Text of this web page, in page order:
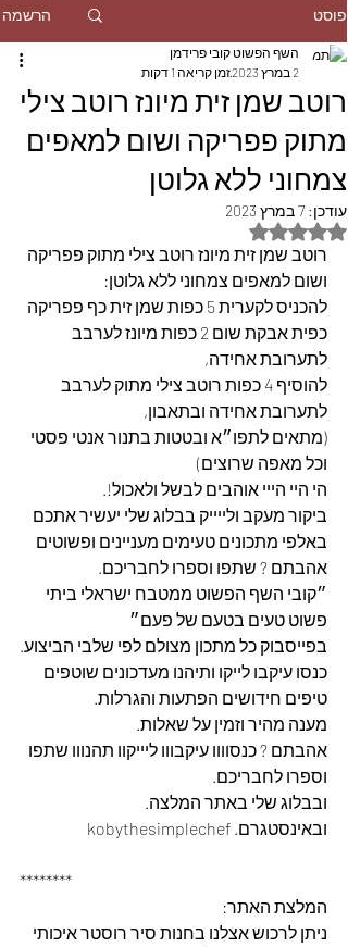
פוסט הרשמה
רוטב שמן זית מיונז רוטב צילי
מתוק פפריקה ושום למאפים
צמחוני ללא גלוטן
השף הפשוט קובי פרידמן
2 במרץ 2023
זמן קריאה 1 דקות
עודכן: 7 במרץ 2023
דירוג של NaN מתוך 5 כוכבים
רוטב שמן זית מיונז רוטב צילי מתוק פפריקה
ושום למאפים צמחוני ללא גלוטן:
להכניס לקערית 5 כפות שמן זית כף פפריקה
כפית אבקת שום 2 כפות מיונז לערבב
לתערובת אחידה,
להוסיף 4 כפות רוטב צילי מתוק לערבב
לתערובת אחידה ובתאבון,
(מתאים לתפו״א ובטטות בתנור אנטי פסטי
וכל מאפה שרוצים)
הי היי הייי אוהבים לבשל ולאכול!.
ביקור מעקב ולייייק בבלוג שלי יעשיר אתכם
באלפי מתכונים טעימים מעניינים ופשוטים
אהבתם ? שתפו וספרו לחבריכם.
״קובי השף הפשוט ממטבח ישראלי ביתי
פשוט טעים בטעם של פעם״
בפייסבוק כל מתכון מצולם לפי שלבי הביצוע.
כנסו עיקבו לייקו ותיהנו מעדכונים שוטפים
טיפים חידושים הפתעות והגרלות.
מענה מהיר וזמין על שאלות.
אהבתם ? כנסוווו עיקבווו ליייקוו תהנווו שתפו
וספרו לחבריכם.
ובבלוג שלי באתר המלצה.
ובאינסטגרם. kobythesimplechef
********
המלצת האתר:
ניתן לרכוש אצלנו בחנות סיר רוסטר איכותי